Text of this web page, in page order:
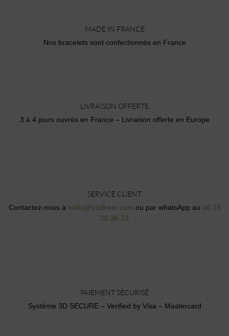
MADE IN FRANCE
Nos bracelets sont confectionnés en France
LIVRAISON OFFERTE
3 à 4 jours ouvrés en France – Livraison offerte en Europe
SERVICE CLIENT
Contactez-nous à hello@lysdheer.com ou par whatsApp au 06 19
25 36 23
PAIEMENT SÉCURISÉ
Système 3D SECURE – Verified by Visa – Mastercard